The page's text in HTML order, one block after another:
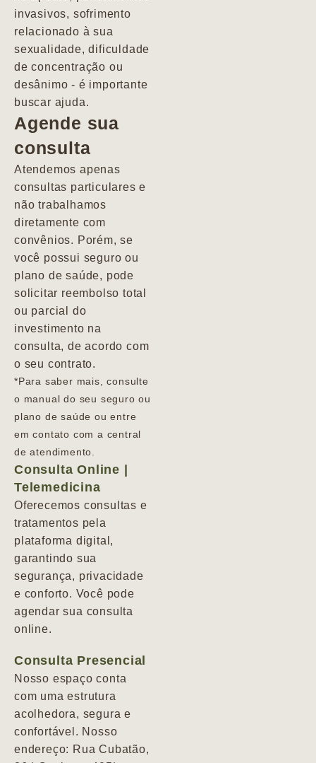
invasivos, sofrimento
relacionado à sua
sexualidade, dificuldade
de concentração ou
desânimo - é importante
buscar ajuda.
Agende sua
consulta
Atendemos apenas
consultas particulares e
não trabalhamos
diretamente com
convênios. Porém, se
você possui seguro ou
plano de saúde, pode
solicitar reembolso total
ou parcial do
investimento na
consulta, de acordo com
o seu contrato.
*Para saber mais, consulte
o manual do seu seguro ou
plano de saúde ou entre
em contato com a central
de atendimento.
Consulta Online |
Telemedicina
Oferecemos consultas e
tratamentos pela
plataforma digital,
garantindo sua
segurança, privacidade
e conforto. Você pode
agendar sua consulta
online.
Consulta Presencial
Nosso espaço conta
com uma estrutura
acolhedora, segura e
confortável. Nosso
endereço: Rua Cubatão,